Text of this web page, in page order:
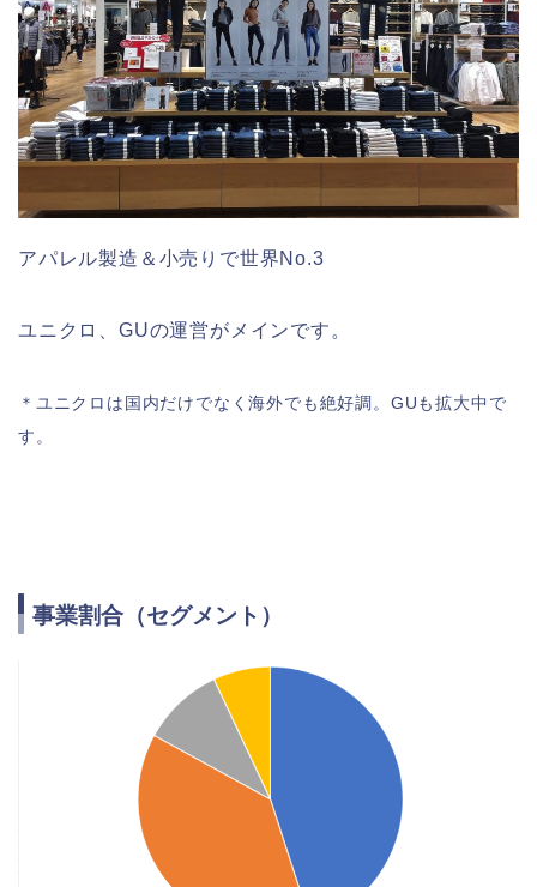
アパレル製造＆小売りで世界No.3
ユニクロ、GUの運営がメインです。
＊ユニクロは国内だけでなく海外でも絶好調。GUも拡大中で
す。
事業割合（セグメント）